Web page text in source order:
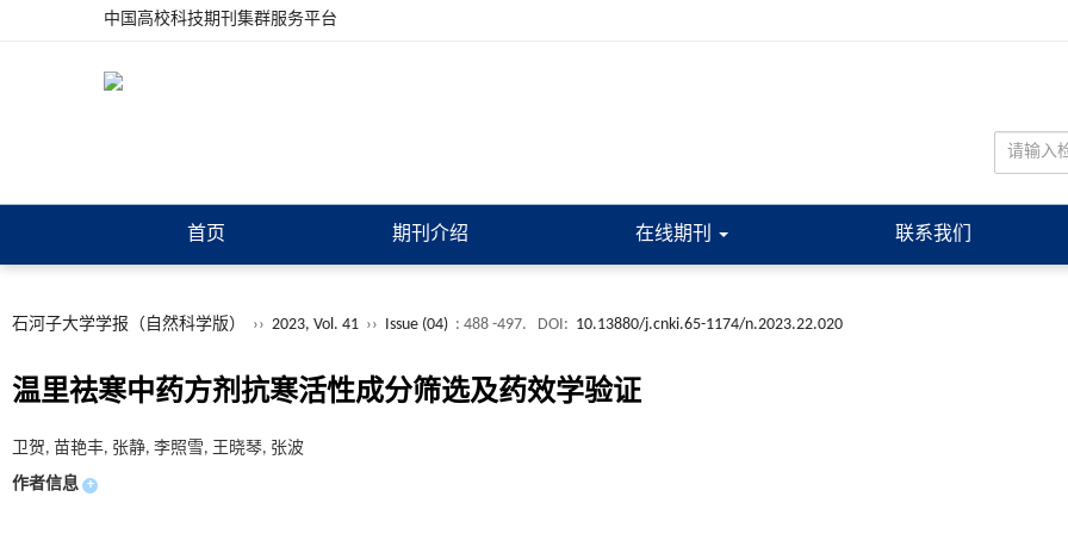
中国高校科技期刊集群服务平台
首页 期刊介绍 在线期刊 联系我们
石河子大学学报（自然科学版） ›› 2023, Vol. 41 ›› Issue (04) : 488 -497. DOI: 10.13880/j.cnki.65-1174/n.2023.22.020
温里祛寒中药方剂抗寒活性成分筛选及药效学验证
卫贺, 苗艳丰, 张静, 李照雪, 王晓琴, 张波
作者信息 +